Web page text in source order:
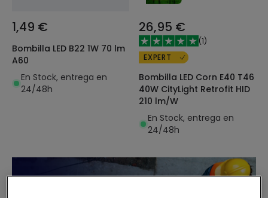
1,49 €
Bombilla LED B22 1W 70 lm
A60
En Stock, entrega en
24/48h
26,95 €
(1)
EXPERT
Bombilla LED Corn E40 T46
40W CityLight Retrofit HID
210 lm/W
En Stock, entrega en
24/48h